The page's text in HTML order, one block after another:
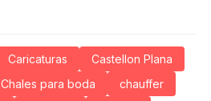
Caricaturas
Castellon Plana
Chales para boda
chauffer